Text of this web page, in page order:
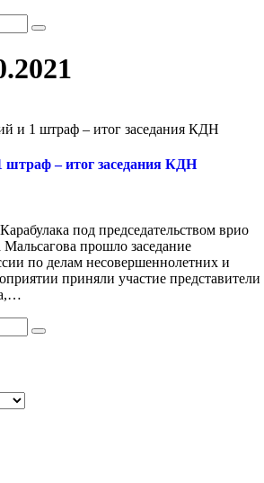
и 1 штраф – итог заседания КДН
штраф – итог заседания КДН
под председательством врио
прошло заседание
по делам несовершеннолетних и
приняли участие представители